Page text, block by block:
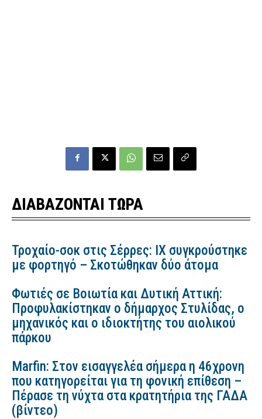
ΔΙΑΒΑΖΟΝΤΑΙ ΤΩΡΑ
Τροχαίο-σοκ στις Σέρρες: ΙΧ συγκρούστηκε
με φορτηγό – Σκοτώθηκαν δύο άτομα
Φωτιές σε Βοιωτία και Δυτική Αττική:
Προφυλακίστηκαν ο δήμαρχος Στυλίδας, ο
μηχανικός και ο ιδιοκτήτης του αιολικού
πάρκου
Marfin: Στον εισαγγελέα σήμερα η 46χρονη
που κατηγορείται για τη φονική επίθεση –
Πέρασε τη νύχτα στα κρατητήρια της ΓΑΔΑ
(βίντεο)